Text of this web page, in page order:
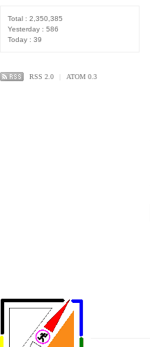
Total : 2,350,385
Yesterday : 586
Today : 39
RSS 2.0 ATOM 0.3